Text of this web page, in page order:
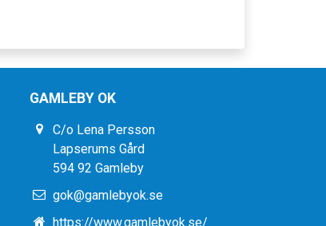
GAMLEBY OK
C/o Lena Persson
Lapserums Gård
594 92 Gamleby
gok@gamlebyok.se
https://www.gamlebyok.se/